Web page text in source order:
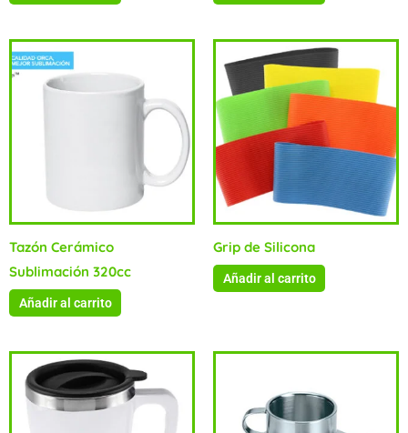
Tazón Cerámico
Sublimación 320cc
Añadir al carrito
Grip de Silicona
Añadir al carrito